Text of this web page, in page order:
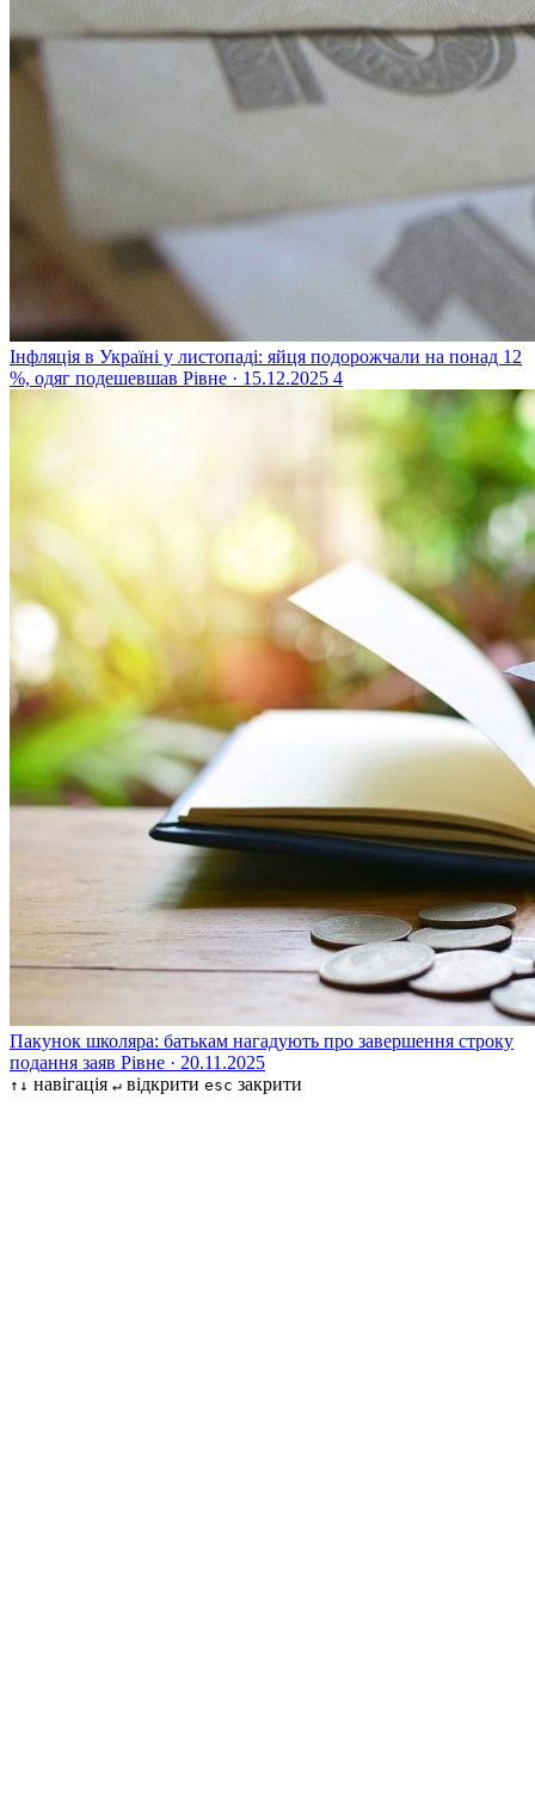
Інфляція в Україні у листопаді: яйця подорожчали на понад 12
%, одяг подешевшав Рівне · 15.12.2025 4
Пакунок школяра: батькам нагадують про завершення строку
подання заяв Рівне · 20.11.2025
↑↓ навігація ↵ відкрити esc закрити